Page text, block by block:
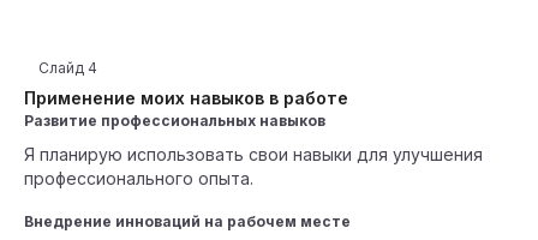
Применение моих навыков в работе
Слайд 4
Развитие профессиональных навыков
Я планирую использовать свои навыки для улучшения
профессионального опыта.
Внедрение инноваций на рабочем месте